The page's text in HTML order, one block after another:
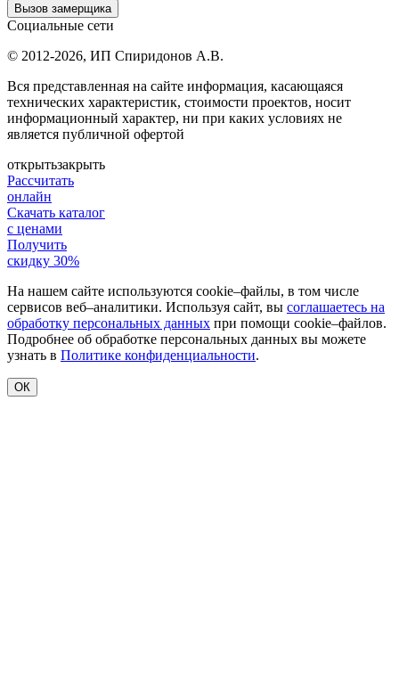
Вызов замерщика
Социальные сети
© 2012-2026, ИП Спиридонов А.В.
Вся представленная на сайте информация, касающаяся
технических характеристик, стоимости проектов, носит
информационный характер, ни при каких условиях не
является публичной офертой
открытьзакрыть
Рассчитать
онлайн
Скачать каталог
с ценами
Получить
скидку 30%
На нашем сайте используются cookie–файлы, в том числе
сервисов веб–аналитики. Используя сайт, вы соглашаетесь на
обработку персональных данных при помощи cookie–файлов.
Подробнее об обработке персональных данных вы можете
узнать в Политике конфиденциальности.
ОК